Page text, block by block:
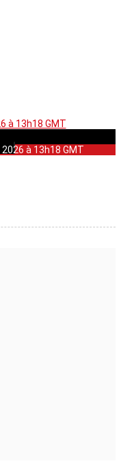
à 13h18 GMT
à 13h18 GMT